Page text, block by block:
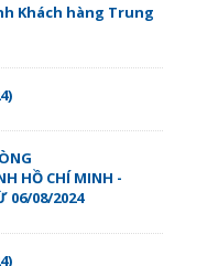
Khách hàng Trung
HỒ CHÍ MINH -
06/08/2024